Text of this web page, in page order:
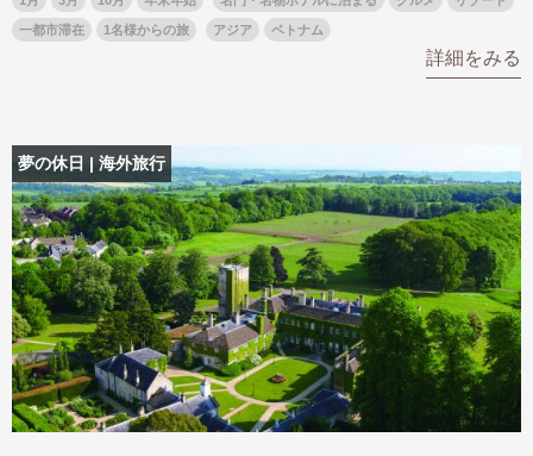
一都市滞在 1名様からの旅 アジア ベトナム
詳細をみる
夢の休日 | 海外旅行